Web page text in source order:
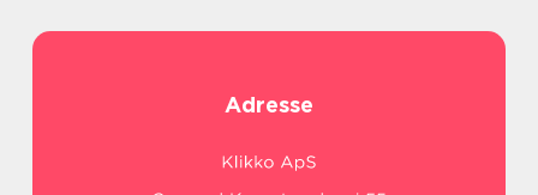
Adresse